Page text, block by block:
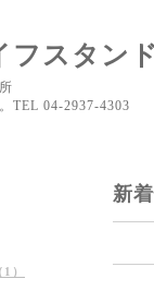
フスタンド
TEL 04-2937-4303
新
）